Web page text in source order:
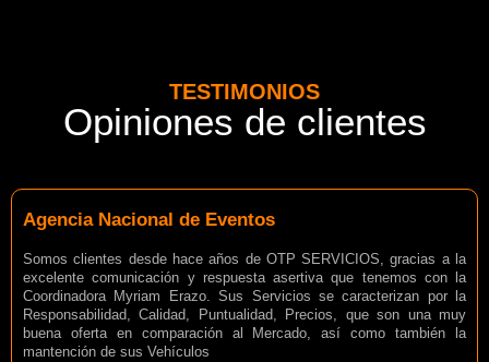
TESTIMONIOS
Opiniones de clientes
Agencia Nacional de Eventos
Somos clientes desde hace años de OTP SERVICIOS, gracias a la
excelente comunicación y respuesta asertiva que tenemos con la
Coordinadora Myriam Erazo. Sus Servicios se caracterizan por la
Responsabilidad, Calidad, Puntualidad, Precios, que son una muy
buena oferta en comparación al Mercado, así como también la
mantención de sus Vehículos